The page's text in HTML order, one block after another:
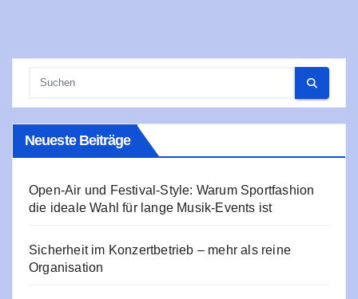
Neueste Beiträge
Open-Air und Festival-Style: Warum Sportfashion
die ideale Wahl für lange Musik-Events ist
Sicherheit im Konzertbetrieb – mehr als reine
Organisation